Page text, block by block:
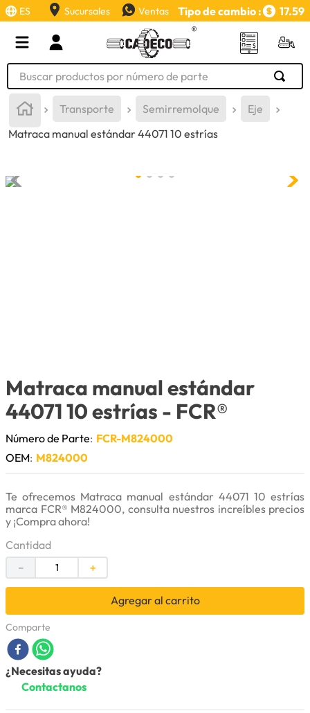
ES Sucursales Ventas Tipo de cambio : 17.59
Buscar productos por número de parte
Transporte Semirremolque
Eje
Matraca manual estándar 44071 10 estrías
Matraca manual estándar
44071 10 estrías - FCR®
Número de Parte: FCR-M824000
OEM: M824000
Te ofrecemos Matraca manual estándar 44071 10 estrías
marca FCR® M824000, consulta nuestros increíbles precios
y ¡Compra ahora!
Cantidad
＋
－
Agregar al carrito
Comparte
¿Necesitas ayuda?
Contactanos
TÉRMINOS MÁS BUSCADOS